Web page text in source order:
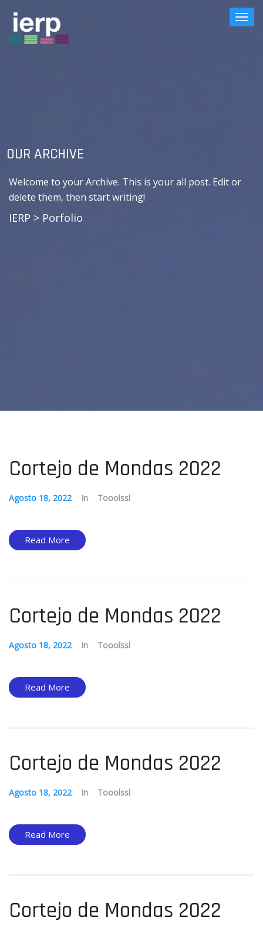
OUR ARCHIVE
Welcome to your Archive. This is your all post. Edit or
delete them, then start writing!
IERP > Porfolio
Cortejo de Mondas 2022
Agosto 18, 2022 In Tooolssl
Read More
Cortejo de Mondas 2022
Agosto 18, 2022 In Tooolssl
Read More
Cortejo de Mondas 2022
Agosto 18, 2022 In Tooolssl
Read More
Cortejo de Mondas 2022